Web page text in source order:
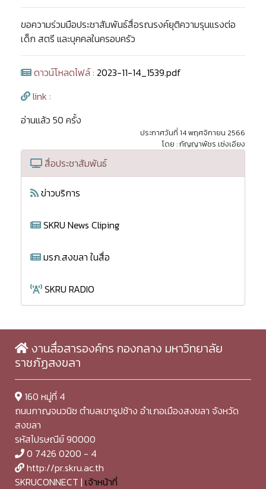
ขอความร่วมมือประชาสัมพันธ์สื่อรณรงค์ยุติความรุนแรงต่อ
เด็ก สตรี และบุคคลในครอบครัว
ดาวน์โหลดไฟล์ : 2023-11-14_1539.pdf
link :
อ่านแล้ว 50 ครั้ง
ประกาศวันที่ 14 พฤศจิกายน 2566
โดย : กัญญาพัชร เซ่งเอียง
สื่อประชาสัมพันธ์
ข่าวบริการ
SKRU News Cliping
มรภ.สงขลา ในสื่อ
SKRU RADIO
งานสื่อสารองค์กร กองกลาง มหาวิทยาลัย
ราชภัฏสงขลา
160 หมู่ที่ 4
ถนนกาญจนวนิช ตำบลเขารูปช้าง อำเภอเมืองสงขลา จังหวัด
สงขลา
รหัสไปรษณีย์ 90000
0 7426 0200 - 4
http://pr.skru.ac.th
SKRUCONNECT | เจ้าหน้าที่